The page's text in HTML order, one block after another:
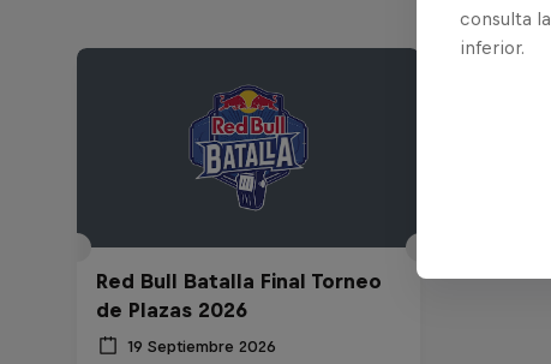
Red Bull Batalla Final Torneo
de Plazas 2026
19 Septiembre 2026
consulta la
inferior.